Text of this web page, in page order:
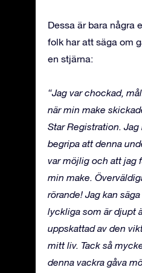
Dessa är bara några
folk har att säga om
en stjärna:
“Jag var chockad,
när min make
Star Registration.
begripa att denna
var möjlig och att jag
min make.
rörande! Jag kan
lyckliga som är djupt
uppskattad av den
mitt liv. Tack så
denna vackra gåva